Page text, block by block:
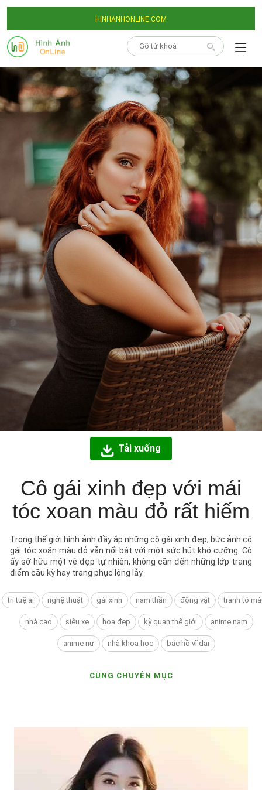
HINHANHONLINE.COM
Tải xuống
Cô gái xinh đẹp với mái
tóc xoan màu đỏ rất hiếm
Trong thế giới hình ảnh đầy ắp những cô gái xinh đẹp, bức ảnh cô
gái tóc xoăn màu đỏ vẫn nổi bật với một sức hút khó cưỡng. Cô
ấy sở hữu một vẻ đẹp tự nhiên, không cần đến những lớp trang
điểm cầu kỳ hay trang phục lộng lẫy.
tri tuệ ai nghệ thuật gái xinh nam thần động vật tranh tô
nhà cao siêu xe hoa đẹp kỳ quan thế giới anime nam
anime nữ nhà khoa học bác hồ vĩ đại
CÙNG CHUYÊN MỤC